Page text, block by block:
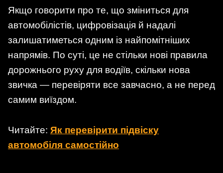
Якщо говорити про те, що зміниться для
автомобілістів, цифровізація й надалі
залишатиметься одним із найпомітніших
напрямів. По суті, це не стільки нові правила
дорожнього руху для водіїв, скільки нова
звичка — перевіряти все завчасно, а не перед
самим виїздом.
Читайте: Як перевірити підвіску
автомобіля самостійно